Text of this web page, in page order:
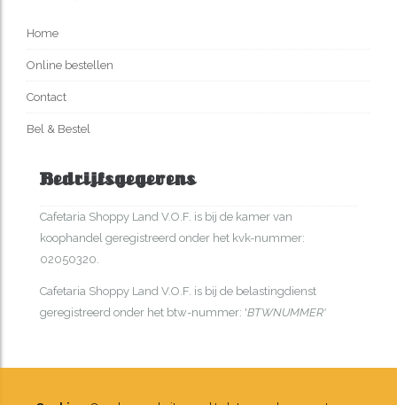
Home
Online bestellen
Contact
Bel & Bestel
Bedrijfsgegevens
Cafetaria Shoppy Land V.O.F. is bij de kamer van
koophandel geregistreerd onder het kvk-nummer:
02050320.
Cafetaria Shoppy Land V.O.F. is bij de belastingdienst
geregistreerd onder het btw-nummer: 'BTWNUMMER'